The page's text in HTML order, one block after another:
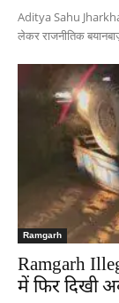
Aditya Sahu
लेकर राजनीतिक
Ramgarh
Ramgarh
में फिर दिखी